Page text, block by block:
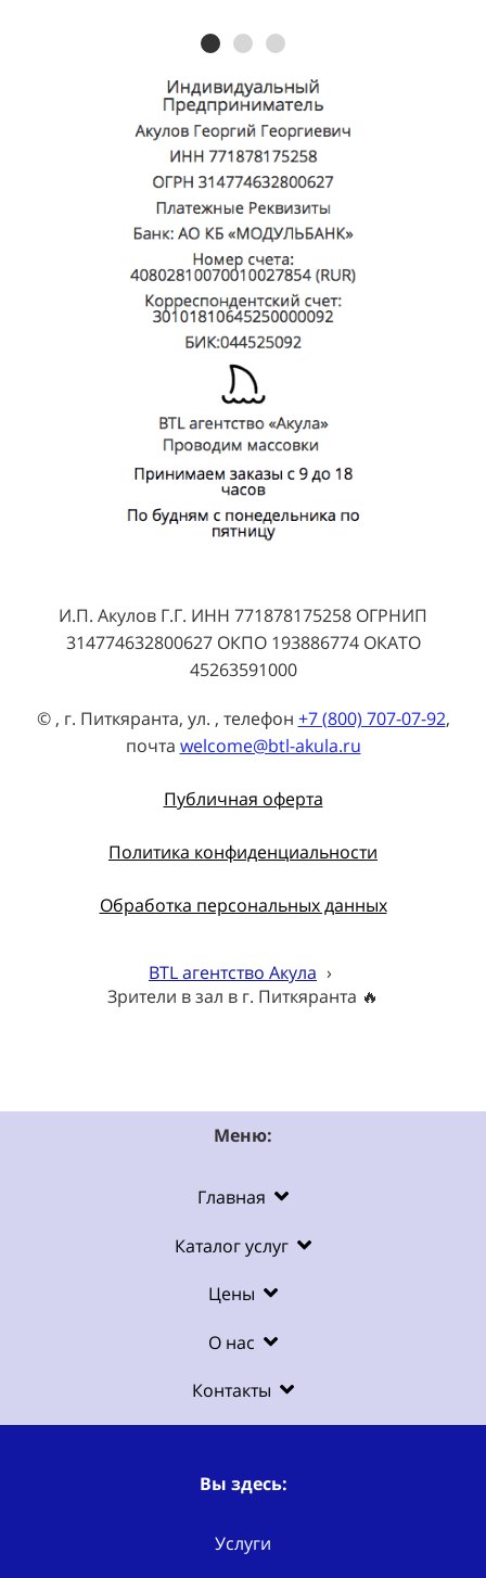
И.П. Акулов Г.Г. ИНН 771878175258 ОГРНИП
314774632800627 ОКПО 193886774 ОКАТО
45263591000
© , г. Питкяранта, ул. , телефон +7 (800) 707-07-92,
почта welcome@btl-akula.ru
Публичная оферта
Политика конфиденциальности
Обработка персональных данных
BTL агентство Акула ›
Зрители в зал в г. Питкяранта 🔥
Меню:
Главная
Каталог услуг
Цены
О нас
Контакты
Вы здесь:
Услуги